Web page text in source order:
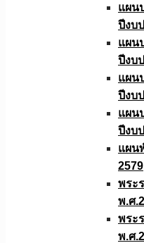
แผน
ปีงบ
แผน
ปีงบ
แผน
ปีงบ
แผน
ปีงบ
แผน
2579
พระ
พ.ศ
พระ
พ.ศ